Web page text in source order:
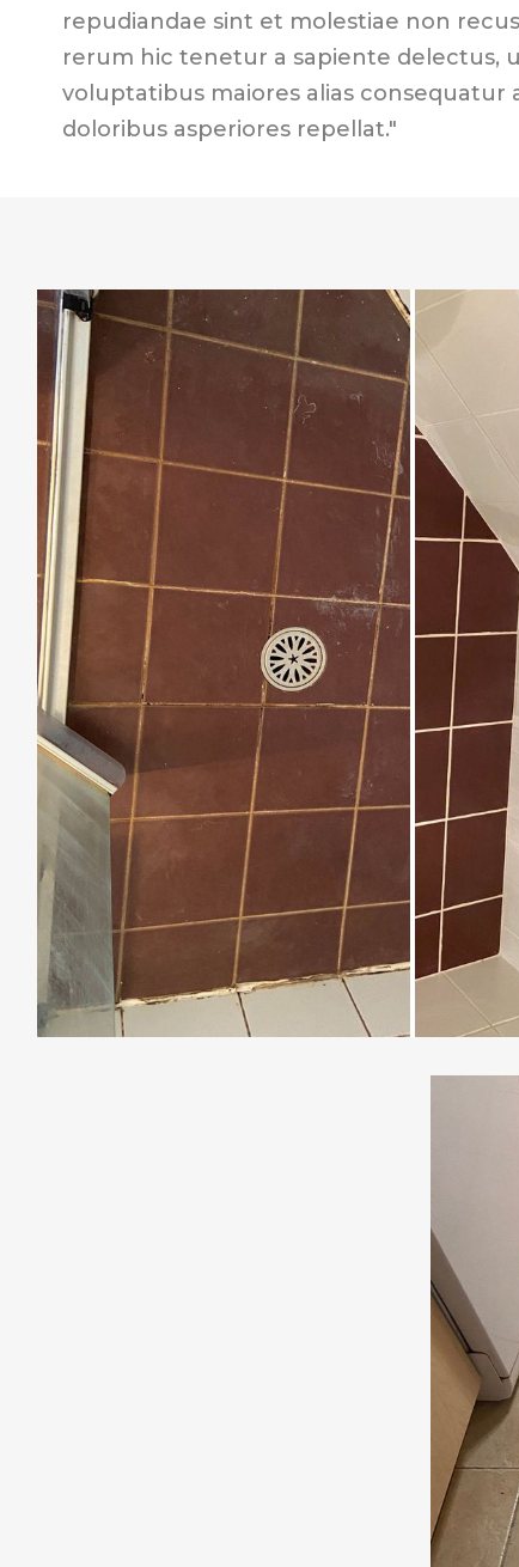
repudiandae sint et molestiae non
rerum hic tenetur a sapiente delectus,
voluptatibus maiores alias consequatur
doloribus asperiores repellat."